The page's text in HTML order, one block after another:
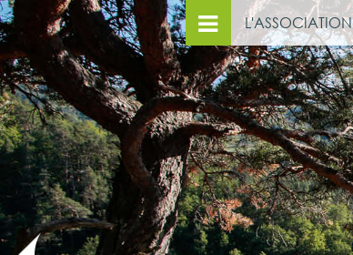
L'ASSOCIATION